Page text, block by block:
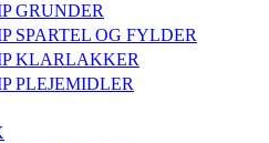
GRUNDER
SPARTEL OG FYLDER
KLARLAKKER
PLEJEMIDLER